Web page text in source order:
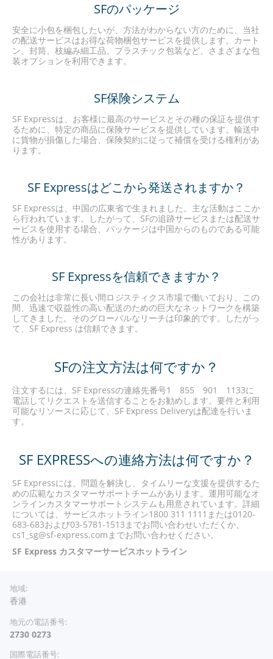
SFのパッケージ
安全に小包を梱包したいが、方法がわからない方のために、当社
の配送サービスはお得な荷物梱包サービスを提供します。カート
ン、封筒、枝編み細工品、プラスチック包装など、さまざまな包
装オプションを利用できます。
SF保険システム
SF Expressは、お客様に最高のサービスとその種の保証を提供す
るために、特定の商品に保険サービスを提供しています。輸送中
に貨物が損傷した場合、保険契約に従って補償を受ける権利があ
ります。
SF Expressはどこから発送されますか？
SF Expressは、中国の広東省で生まれました。主な活動はここか
ら行われています。したがって、SFの追跡サービスまたは配送サ
ービスを使用する場合、パッケージは中国からのものである可能
性があります。
SF Expressを信頼できますか？
この会社は非常に長い間ロ ジスティクス市場で働いており、この
間、迅速で収益性の高い配送のための巨大なネットワークを構築
してきました。そのグローバルなリーチは印象的です。したがっ
て、SF Express は信頼できます。
SFの注文方法は何ですか？
注文するには、SF Expressの連絡先番号1 855 901 1133に
電話してリクエストを送信することをお勧めします。要件と利用
可能なリソースに応じて、SF Express Deliveryは配達を行いま
す。
SF EXPRESSへの連絡方法は何ですか？
SF Expressには、問題を解決し、タイムリーな支援を提供するた
めの広範なカスタマーサポートチームがあります。運用可能なオ
ンラインカスタマーサポートシステムも用意されています。詳細
については、サービスホットライン1800 311 1111または0120-
683-683および03-5781-1513までお問い合わせいただくか、
cs1_sg@sf-express.comまでお問い合わせください。
SF Express カスタマーサービスホットライン
香港
2730 0273